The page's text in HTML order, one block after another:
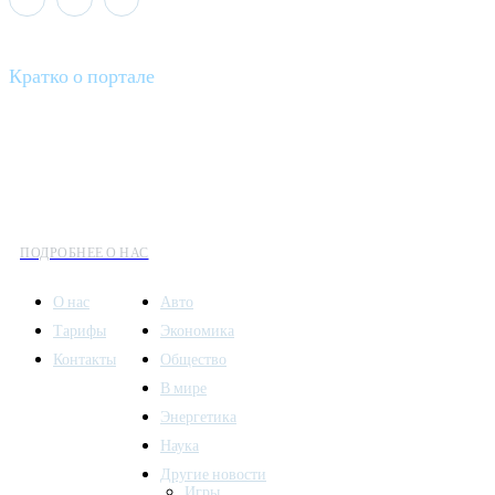
Кратко о портале
ПОДРОБНЕЕ О НАС
О нас
Тарифы
Контакты
Авто
Экономика
Общество
В мире
Энергетика
Наука
Другие новости